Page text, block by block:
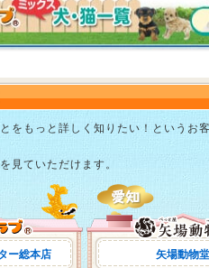
をもっと詳しく知りたい！というお
見ていただけます。
ー総本店 矢場動物堂